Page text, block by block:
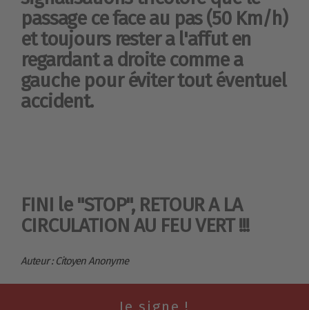
passage ce face au pas (50 Km/h)
et toujours rester a l'affut en
regardant a droite comme a
gauche pour éviter tout éventuel
accident.
FINI le "STOP", RETOUR A LA
CIRCULATION AU FEU VERT !!!
Auteur : Citoyen Anonyme